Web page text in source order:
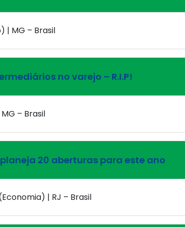
| MG – Brasil
no varejo – R.I.P!
– Brasil
20 aberturas para este ano
| RJ – Brasil